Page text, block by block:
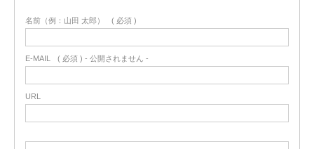
名前（例：山田 太郎） ( 必須 )
E-MAIL ( 必須 ) - 公開されません -
URL